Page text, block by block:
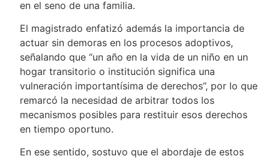
en el seno de una familia.
El magistrado enfatizó además la importancia de
actuar sin demoras en los procesos adoptivos,
señalando que “un año en la vida de un niño en un
hogar transitorio o institución significa una
vulneración importantísima de derechos”, por lo que
remarcó la necesidad de arbitrar todos los
mecanismos posibles para restituir esos derechos
en tiempo oportuno.
En ese sentido, sostuvo que el abordaje de estos